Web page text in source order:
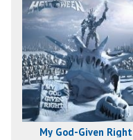
My God-Given Right